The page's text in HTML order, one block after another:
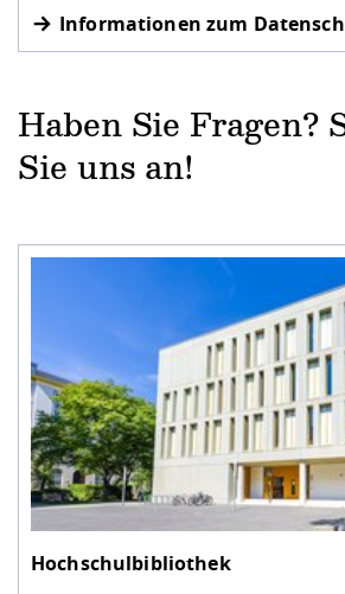
Informationen zum
Haben Sie Fragen?
Sie uns an!
Hochschulbibliothek